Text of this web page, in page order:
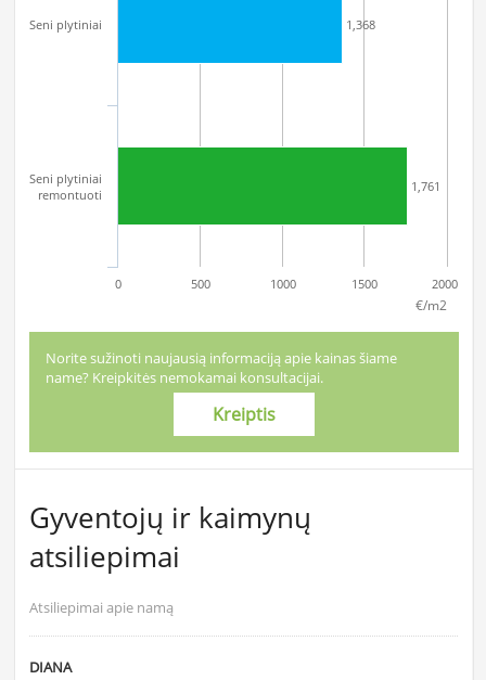
€/m2
1,368
1,761
Seni plytiniai
Seni plytiniai
remontuoti
0 500 1000 1500 2000
Norite sužinoti naujausią informaciją apie kainas šiame
name? Kreipkitės nemokamai konsultacijai.
Kreiptis
Gyventojų ir kaimynų
atsiliepimai
Atsiliepimai apie namą
DIANA